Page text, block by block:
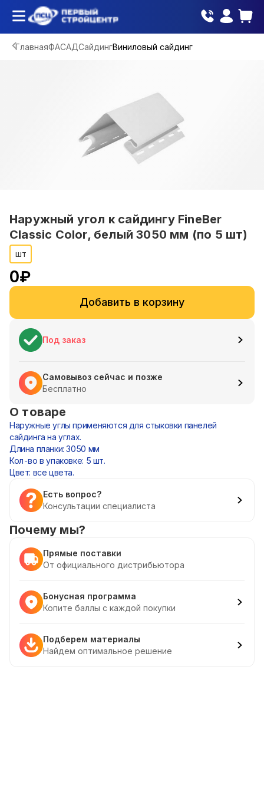
ГлавнаяФАСАДСайдингВиниловый сайдинг
Наружный угол к сайдингу FineBer
Classic Color, белый 3050 мм (по 5 шт)
шт
0₽
Добавить в корзину
Под заказ
Самовывоз сейчас и позже
Бесплатно
О товаре
Наружные углы применяются для стыковки панелей
сайдинга на углах.
Длина планки: 3050 мм
Кол-во в упаковке: 5 шт.
Цвет: все цвета.
Есть вопрос?
Консультации специалиста
Почему мы?
Прямые поставки
От официального дистрибьютора
Бонусная программа
Копите баллы с каждой покупки
Подберем материалы
Найдем оптимальное решение